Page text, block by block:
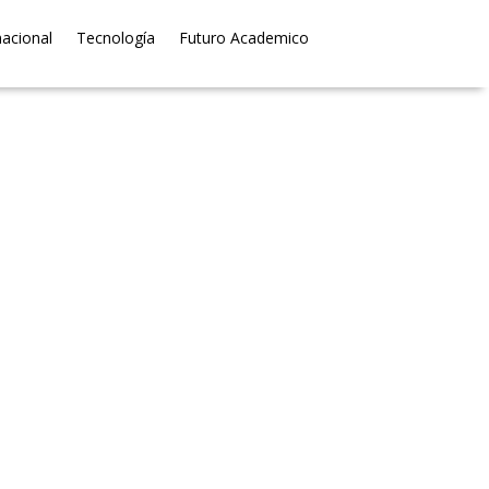
Tecnología Futuro Academico